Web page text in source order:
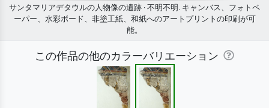
サンタマリアデタウルの人物像の遺跡 · 不明不明. キャンバス、フォトペ
ーパー、水彩ボード、非塗工紙、和紙へのアートプリントの印刷が可
能。
この作品の他のカラーバリエーション